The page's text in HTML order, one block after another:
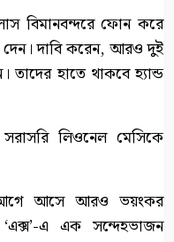
বিমানবন্দরে ফোন করে
দেন। দাবি করেন, আরও দুই
তাদের হাতে থাকবে হ্যান্ড
লিওনেল মেসিকে
আগে আসে আরও ভয়ংকর
‘এক্স’-এ এক সন্দেহভাজন